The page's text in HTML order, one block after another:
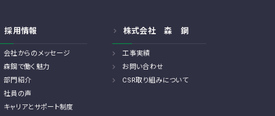
採用情報
会社からのメッセージ
森鋼で働く魅力
部門紹介
社員の声
キャリアとサポート制度
株式会社 森 鋼
工事実績
お問い合わせ
CSR取り組みについて